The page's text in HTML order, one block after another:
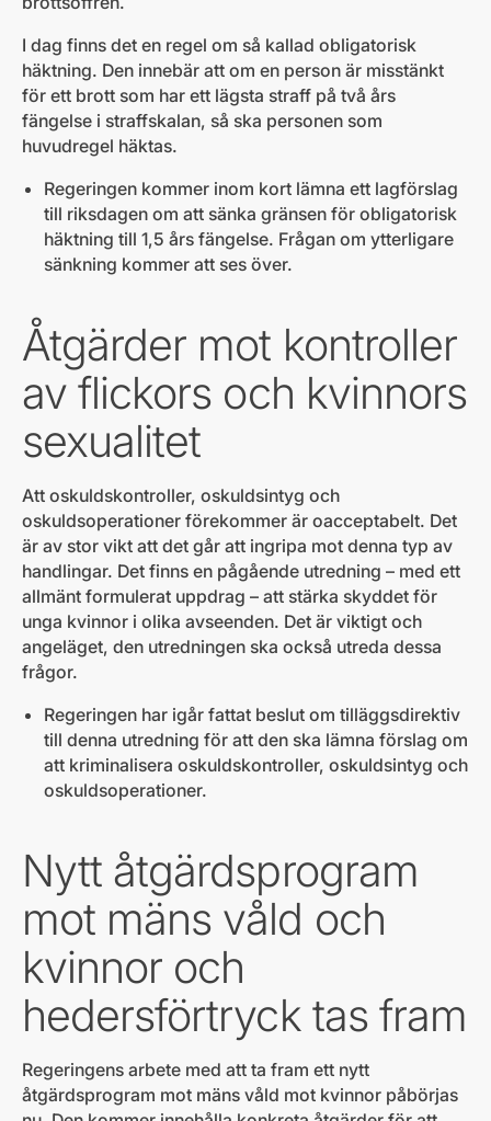
I dag finns det en regel om så kallad obligatorisk
häktning. Den innebär att om en person är misstänkt
för ett brott som har ett lägsta straff på två års
fängelse i straffskalan, så ska personen som
huvudregel häktas.
Regeringen kommer inom kort lämna ett lagförslag
till riksdagen om att sänka gränsen för obligatorisk
häktning till 1,5 års fängelse. Frågan om ytterligare
sänkning kommer att ses över.
Åtgärder mot kontroller
av flickors och kvinnors
sexualitet
Att oskuldskontroller, oskuldsintyg och
oskuldsoperationer förekommer är oacceptabelt. Det
är av stor vikt att det går att ingripa mot denna typ av
handlingar. Det finns en pågående utredning – med ett
allmänt formulerat uppdrag – att stärka skyddet för
unga kvinnor i olika avseenden. Det är viktigt och
angeläget, den utredningen ska också utreda dessa
frågor.
Regeringen har igår fattat beslut om tilläggsdirektiv
till denna utredning för att den ska lämna förslag om
att kriminalisera oskuldskontroller, oskuldsintyg och
oskuldsoperationer.
Nytt åtgärdsprogram
mot mäns våld och
kvinnor och
hedersförtryck tas fram
Regeringens arbete med att ta fram ett nytt
åtgärdsprogram mot mäns våld mot kvinnor påbörjas